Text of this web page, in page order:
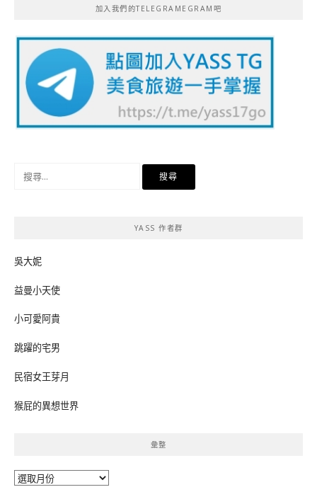
加入我們的TELEGRAMEGRAM吧
YASS 作者群
吳大妮
益曼小天使
小可愛阿貴
跳躍的宅男
民宿女王芽月
猴屁的異想世界
彙整
彙